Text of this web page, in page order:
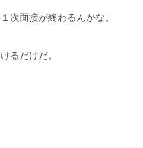
次面接が終わるんかな。
るだけだ。